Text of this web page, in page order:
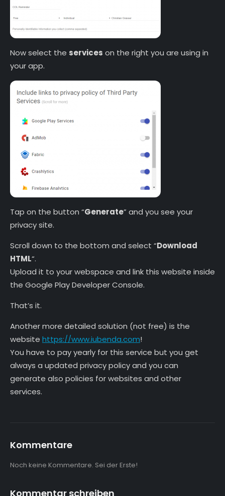
Now select the services on the right you are using in
your app.
Tap on the button “Generate” and you see your
privacy site.
Scroll down to the bottom and select “Download
HTML“.
Upload it to your webspace and link this website inside
the Google Play Developer Console.
That’s it.
Another more detailed solution (not free) is the
website https://www.iubenda.com!
You have to pay yearly for this service but you get
always a updated privacy policy and you can
generate also policies for websites and other
services.
Kommentare
Noch keine Kommentare. Sei der Erste!
Kommentar schreiben